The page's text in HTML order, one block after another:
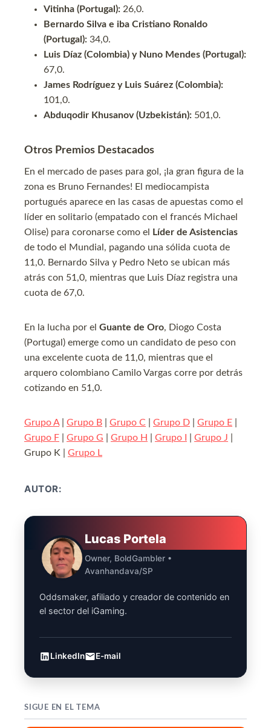
Vitinha (Portugal): 26,0.
Bernardo Silva e iba Cristiano Ronaldo
(Portugal): 34,0.
Luis Díaz (Colombia) y Nuno Mendes (Portugal):
67,0.
James Rodríguez y Luis Suárez (Colombia):
101,0.
Abduqodir Khusanov (Uzbekistán): 501,0.
Otros Premios Destacados
En el mercado de pases para gol, ¡la gran figura de la
zona es Bruno Fernandes! El mediocampista
portugués aparece en las casas de apuestas como el
líder en solitario (empatado con el francés Michael
Olise) para coronarse como el
Líder de Asistencias
de todo el Mundial, pagando una sólida cuota de
11,0. Bernardo Silva y Pedro Neto se ubican más
atrás con 51,0, mientras que Luis Díaz registra una
cuota de 67,0.
En la lucha por el Guante de Oro, Diogo Costa
(Portugal) emerge como un candidato de peso con
una excelente cuota de 11,0, mientras que el
arquero colombiano Camilo Vargas corre por detrás
cotizando en 51,0.
Grupo A| Grupo B Grupo C Grupo D Grupo E
Grupo F
Grupo G Grupo H Grupo I Grupo J
Grupo K | Grupo L
AUTOR:
Lucas Portela
Owner, BoldGambler •
Avanhandava/SP
Oddsmaker, afiliado y creador de contenido en
el sector del iGaming.
LinkedIn E-mail
SIGUE EN EL TEMA